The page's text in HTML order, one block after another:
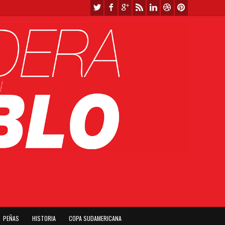
PEÑAS HISTORIA COPA SUDAMERICANA